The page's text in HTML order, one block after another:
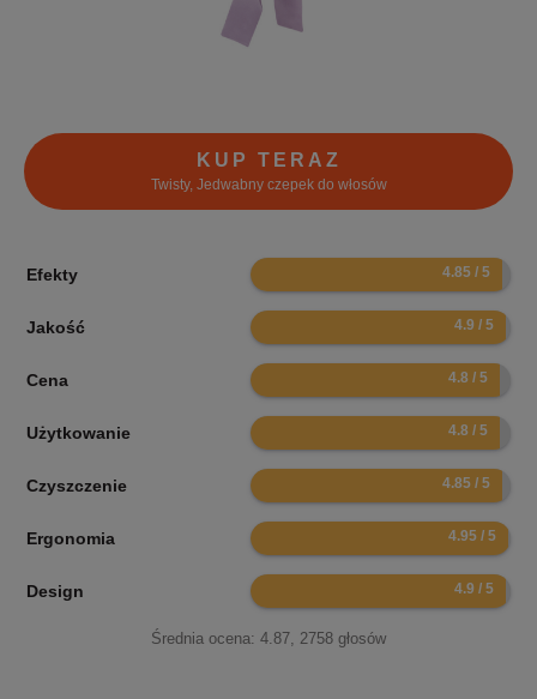
KUP TERAZ
Twisty, Jedwabny czepek do włosów
Efekty 9.7
Jakość 9.8
Cena 9.6
Użytkowanie 9.6
Czyszczenie 9.7
Ergonomia 9.9
Design 9.8
Średnia ocena: 4.87, 2758 głosów